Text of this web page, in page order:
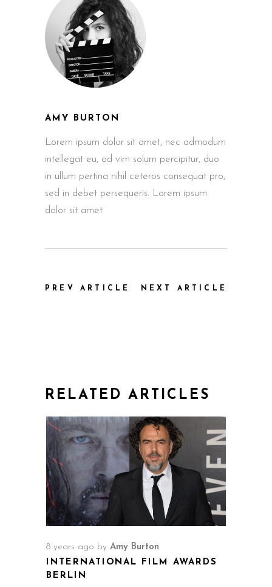
AMY BURTON
Lorem ipsum dolor sit amet, nec admodum
intellegat eu, ad vim solum percipitur, duo
in ullum pertina nihil ceteros consequat pro,
sed in debet persequeris. Lorem ipsum
dolor sit amet
PREV ARTICLE NEXT ARTICLE
RELATED ARTICLES
8 years ago by Amy Burton
INTERNATIONAL FILM AWARDS
BERLIN